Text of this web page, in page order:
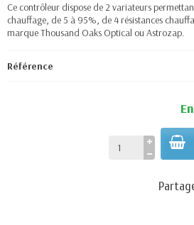
Ce contrôleur dispose de 2 variateurs
chauffage, de 5 à 95%, de 4 résistances
marque Thousand Oaks Optical ou Astrozap.
Référence